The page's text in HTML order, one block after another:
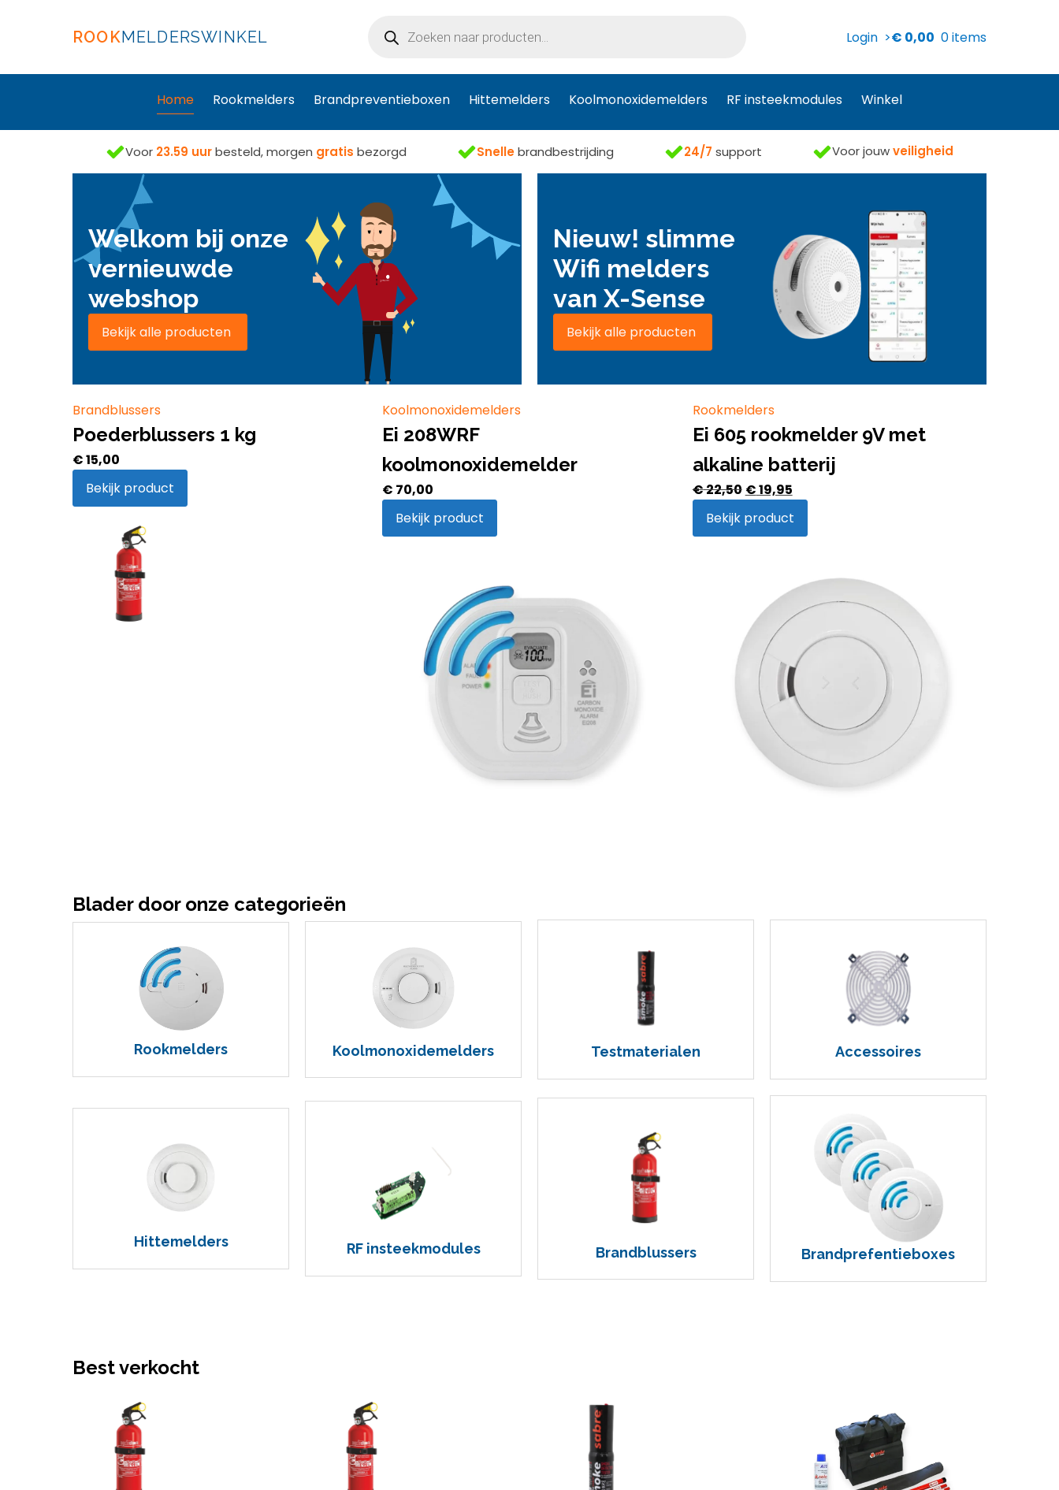
ROOKMELDERSWINKEL
Producten
zoeken
Login >€ 0,00 0 items
Home Rookmelders Brandpreventieboxen Hittemelders Koolmonoxidemelders RF insteekmodules Winkel
Voor 23.59 uurbesteld, morgen gratis bezorgd Snellebrandbestrijding 24/7 support Voor jouwveiligheid
Welkom bij onze
vernieuwde
webshop
Bekijk alle producten
Nieuw! slimme
Wifi melders
van X-Sense
Bekijk alle producten
Brandblussers
Poederblussers 1 kg
€15,00
Bekijk product
Koolmonoxidemelders
Ei 208WRF
koolmonoxidemelder
€ 70,00
Bekijk product
Rookmelders
Ei 605 rookmelder 9V met
alkaline batterij
€22,50 Oorspronkelijke
was:
€19,95Huidige
is:
Bekijk product
Blader door onze categorieën
Rookmelders Koolmonoxidemelders Testmaterialen Accessoires
Hittemelders RF insteekmodules Brandblussers Brandprefentieboxes
Best verkocht